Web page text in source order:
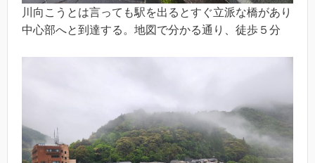
川向こうとは言っても駅を出るとすぐ立派な橋があり
中心部へと到達する。地図で分かる通り、徒歩５分